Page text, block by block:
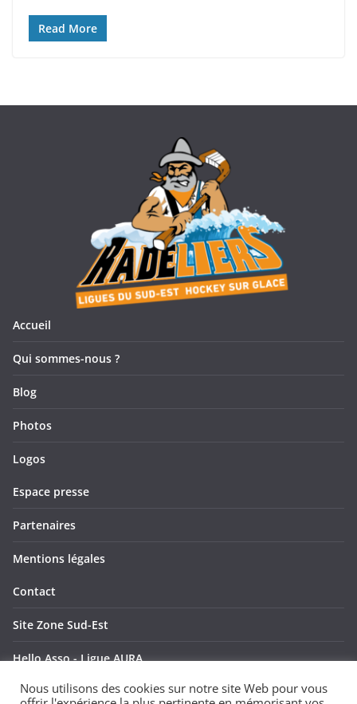
Read More
Accueil
Qui sommes-nous ?
Blog
Photos
Logos
Espace presse
Partenaires
Mentions légales
Contact
Site Zone Sud-Est
Hello Asso - Ligue AURA
Hello Asso - Ligue SUD
Nous utilisons des cookies sur notre site Web pour vous